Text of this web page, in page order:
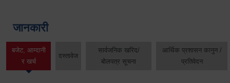
जानकारी
बजेट, आम्दानी
र खर्च
दस्तावेज
सार्वजनिक खरिद/
बोलपत्र सूचना
आर्थिक प्रशासन कानुन /
प्रतिवेदन